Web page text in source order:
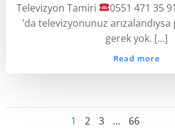
Televizyon Tamiri
0551 471 35
’da televizyonunuz
gerek yok. […]
Read more
Page
1 Page
2 Page
3 … Page
66